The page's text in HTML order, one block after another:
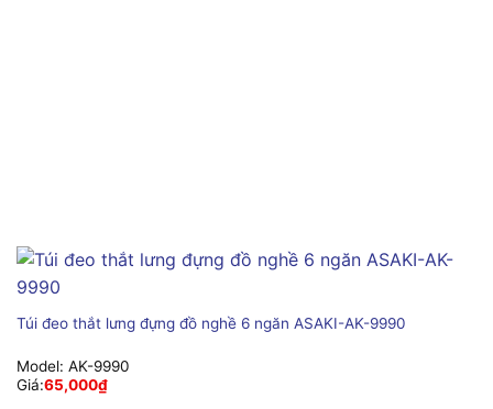
Túi đeo thắt lưng đựng đồ nghề 6 ngăn ASAKI-AK-9990
Model: AK-9990
Giá:65,000₫